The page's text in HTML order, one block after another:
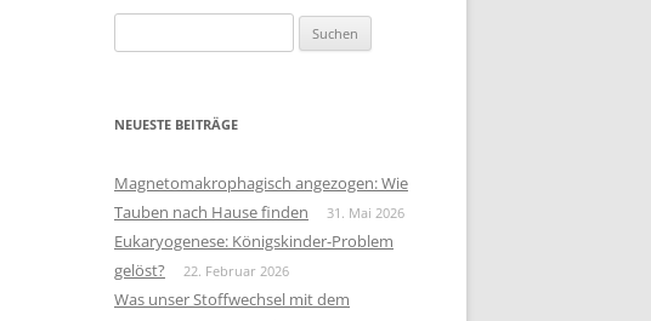
nach:
NEUESTE BEITRÄGE
Magnetomakrophagisch angezogen: Wie
Tauben nach Hause finden
31. Mai 2026
Eukaryogenese: Königskinder-Problem
gelöst?
22. Februar 2026
Was unser Stoffwechsel mit dem